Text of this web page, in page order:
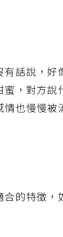
話說，好
，對方
也慢慢
的特徵